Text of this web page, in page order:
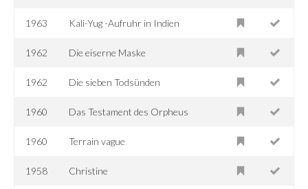
1963 Kali-Yug -Aufruhr in Indien
1962 Die eiserne Maske
1962 Die sieben Todsünden
1960 Das Testament des Orpheus
1960 Terrain vague
1958 Christine